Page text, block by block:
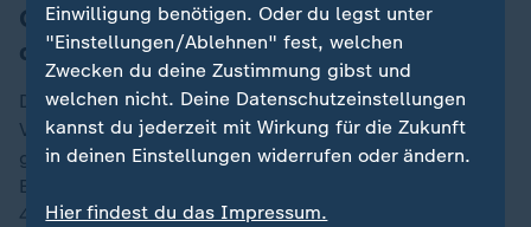
Gegenfinanzierung durch Anpassung
der "Reichensteuer"
Die Gegenfinanzierung solle vor allem über eine
Veränderung der "Reichensteuer" erfolgen. Diese soll
gesplittet werden: Ab einem zu versteuernden
Einkommen von 250.000 EUR soll ein Steuersatz von
45 Prozent gelten, ab einem zu versteuernden
Einwilligung benötigen. Oder du legst unter
"Einstellungen/Ablehnen" fest, welchen
Zwecken du deine Zustimmung gibst und
welchen nicht. Deine Datenschutzeinstellungen
kannst du jederzeit mit Wirkung für die Zukunft
in deinen Einstellungen widerrufen oder ändern.
Hier findest du das Impressum.